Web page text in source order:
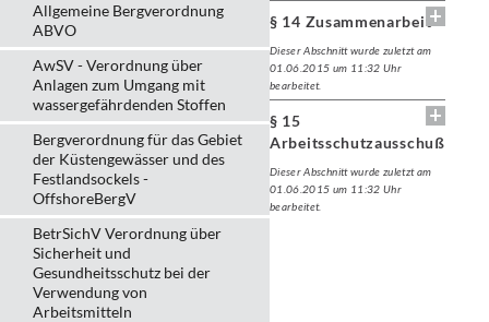
Allgemeine Bergverordnung
ABVO
AwSV - Verordnung über
Anlagen zum Umgang mit
wassergefährdenden Stoffen
Bergverordnung für das Gebiet
der Küstengewässer und des
Festlandsockels -
OffshoreBergV
BetrSichV Verordnung über
Sicherheit und
Gesundheitsschutz bei der
Verwendung von
Arbeitsmitteln
§ 14 Zusammenarbeit
Dieser Abschnitt wurde zuletzt am
01.06.2015 um 11:32 Uhr
bearbeitet.
§ 15
Arbeitsschutzausschuß
Dieser Abschnitt wurde zuletzt am
01.06.2015 um 11:32 Uhr
bearbeitet.